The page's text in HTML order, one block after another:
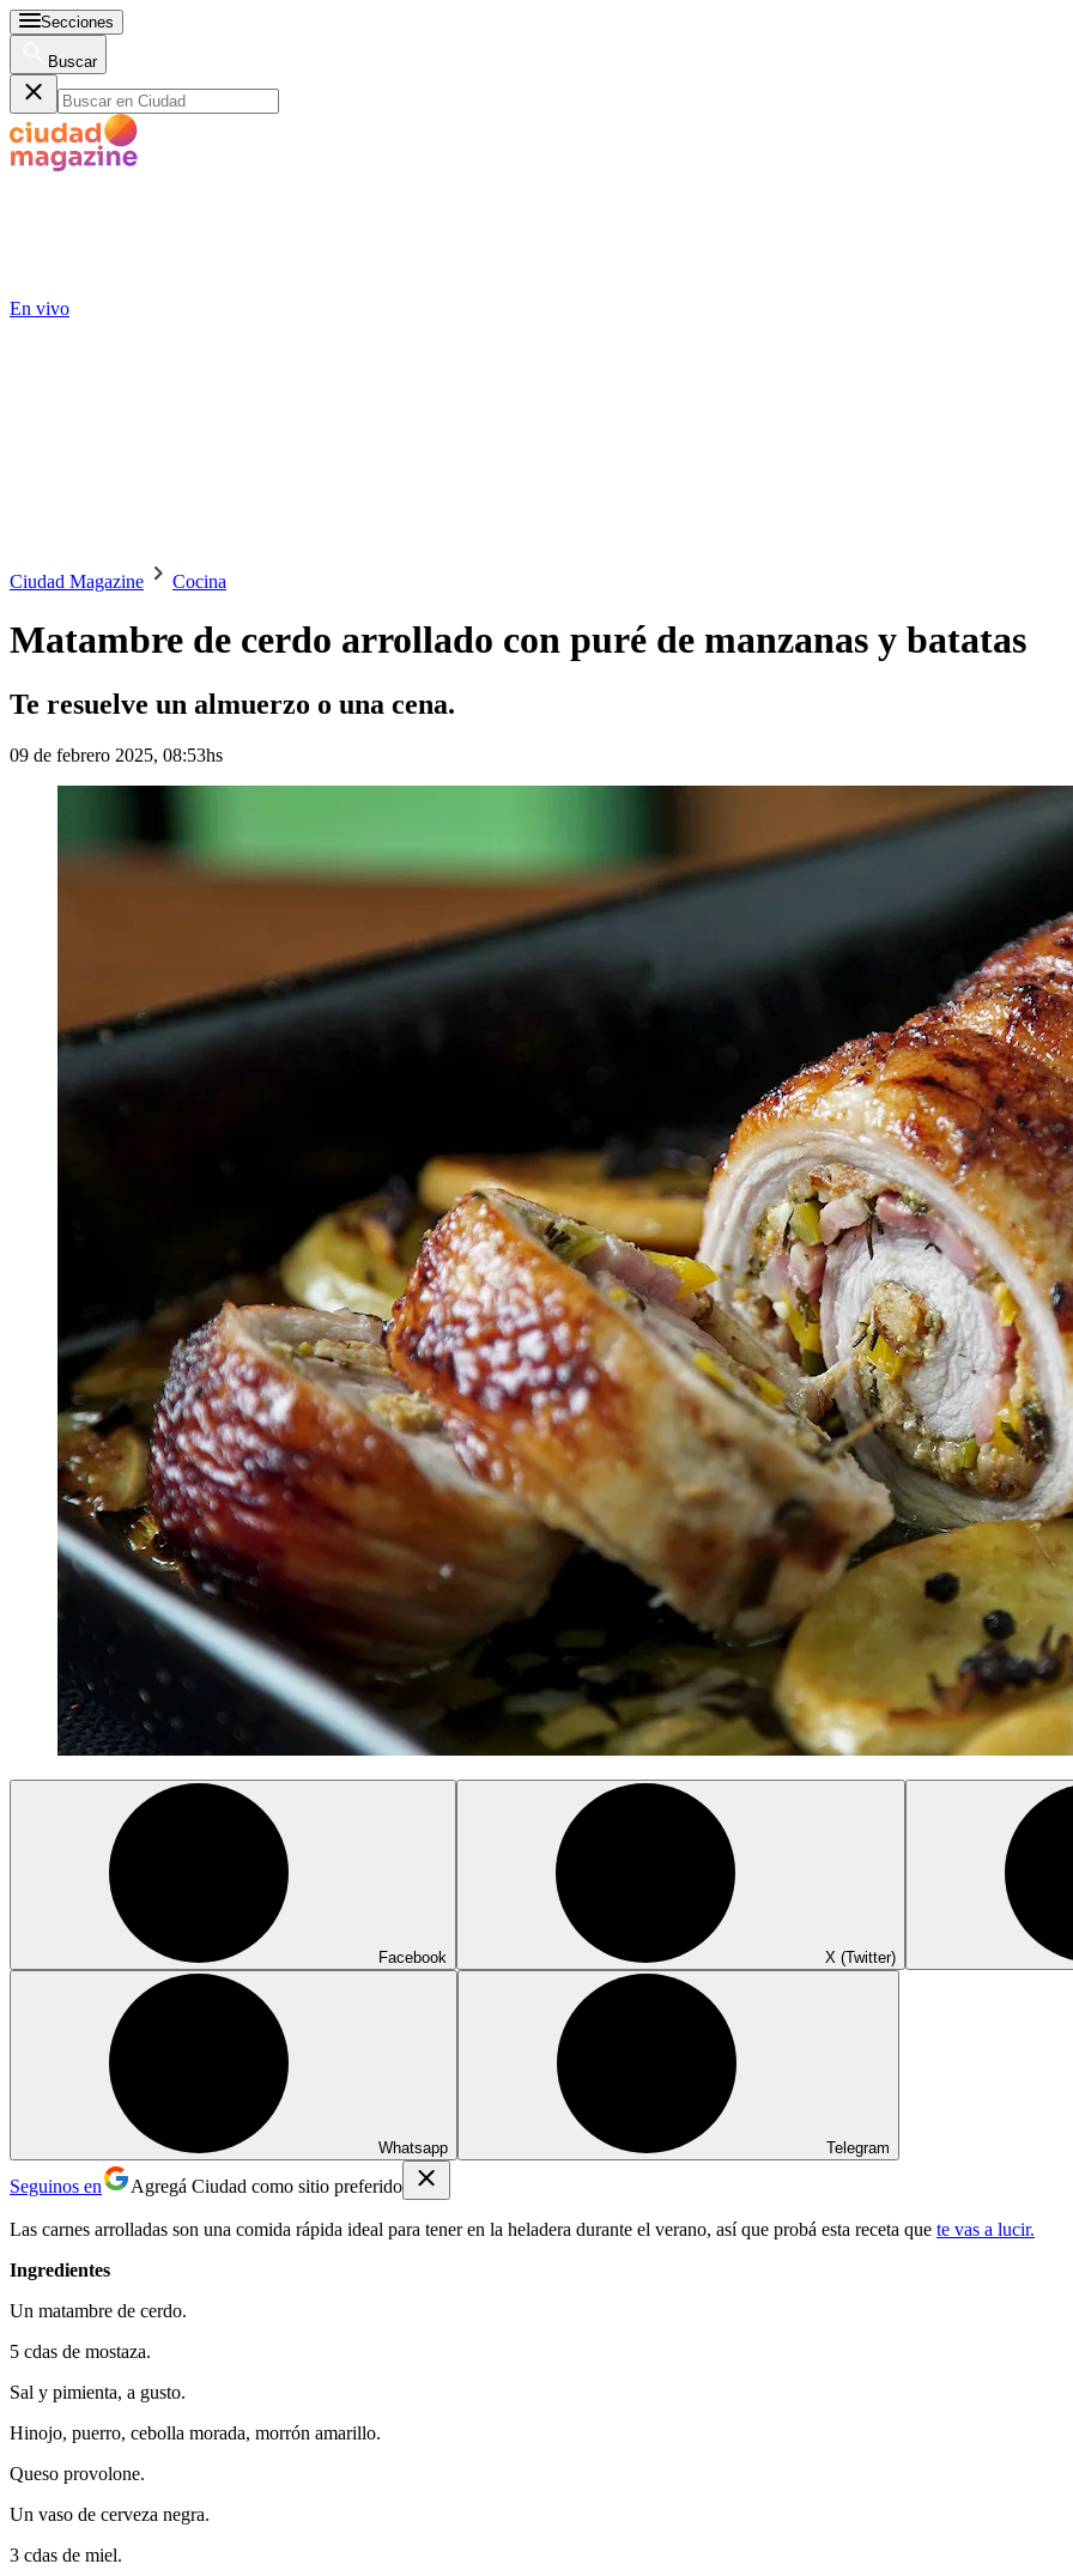
Secciones
Buscar
En vivo
Ciudad Magazine Cocina
Matambre de cerdo arrollado con puré de manzanas y batatas
Te resuelve un almuerzo o una cena.
09 de febrero 2025, 08:53hs
Facebook X (Twitter)
Whatsapp Telegram
Seguinos en Agregá Ciudad como sitio preferido
Las carnes arrolladas son una comida rápida ideal para tener en la heladera durante el verano, así que probá esta receta que te vas a lucir.
Ingredientes
Un matambre de cerdo.
5 cdas de mostaza.
Sal y pimienta, a gusto.
Hinojo, puerro, cebolla morada, morrón amarillo.
Queso provolone.
Un vaso de cerveza negra.
3 cdas de miel.